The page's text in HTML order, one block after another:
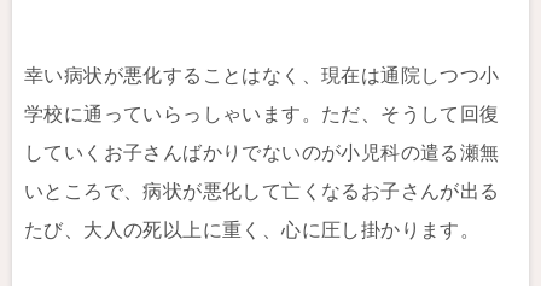
幸い病状が悪化することはなく、現在は通院しつつ小
学校に通っていらっしゃいます。ただ、そうして回復
していくお子さんばかりでないのが小児科の遣る瀬無
いところで、病状が悪化して亡くなるお子さんが出る
たび、大人の死以上に重く、心に圧し掛かります。